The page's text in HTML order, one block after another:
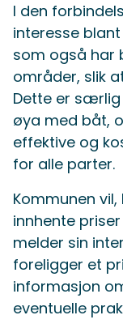
I den
interesse
som også har
områder, slik
Dette er
øya med båt,
effektive og
for alle parter.
Kommunen
innhente
melder sin
foreligger et
informasjon
eventuelle